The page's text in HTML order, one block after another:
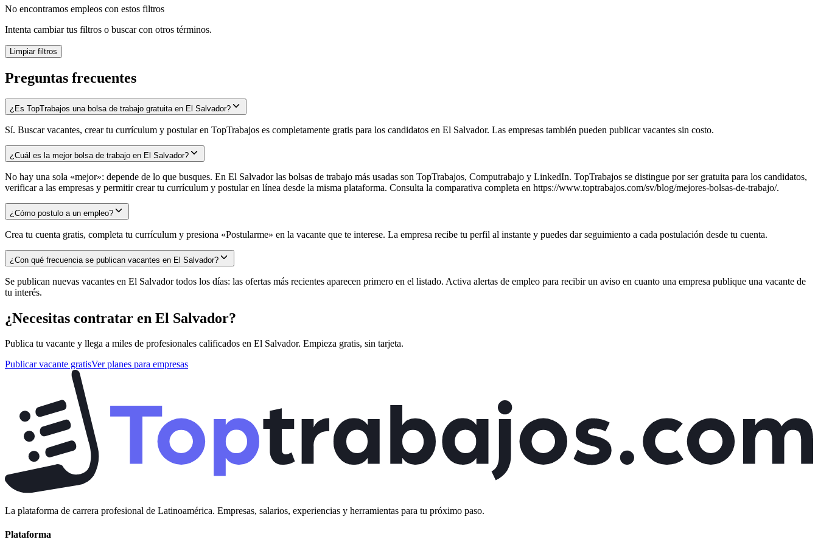
No encontramos empleos con estos filtros
Intenta cambiar tus filtros o buscar con otros términos.
Limpiar filtros
Preguntas frecuentes
¿Es TopTrabajos una bolsa de trabajo gratuita en El Salvador?
Sí. Buscar vacantes, crear tu currículum y postular en TopTrabajos es completamente gratis para los candidatos en El Salvador. Las empresas también pueden publicar vacantes sin costo.
¿Cuál es la mejor bolsa de trabajo en El Salvador?
No hay una sola «mejor»: depende de lo que busques. En El Salvador las bolsas de trabajo más usadas son TopTrabajos, Computrabajo y LinkedIn. TopTrabajos se distingue por ser gratuita para los candidatos,
verificar a las empresas y permitir crear tu currículum y postular en línea desde la misma plataforma. Consulta la comparativa completa en https://www.toptrabajos.com/sv/blog/mejores-bolsas-de-trabajo/.
¿Cómo postulo a un empleo?
Crea tu cuenta gratis, completa tu currículum y presiona «Postularme» en la vacante que te interese. La empresa recibe tu perfil al instante y puedes dar seguimiento a cada postulación desde tu cuenta.
¿Con qué frecuencia se publican vacantes en El Salvador?
Se publican nuevas vacantes en El Salvador todos los días: las ofertas más recientes aparecen primero en el listado. Activa alertas de empleo para recibir un aviso en cuanto una empresa publique una vacante de
tu interés.
¿Necesitas contratar en El Salvador?
Publica tu vacante y llega a miles de profesionales calificados en El Salvador. Empieza gratis, sin tarjeta.
Publicar vacante gratisVer planes para empresas
La plataforma de carrera profesional de Latinoamérica. Empresas, salarios, experiencias y herramientas para tu próximo paso.
Plataforma